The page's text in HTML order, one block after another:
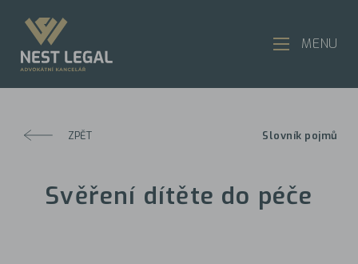
ZPĚT Slovník pojmů
Svěření dítěte do péče
MENU